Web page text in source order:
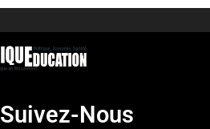
Suivez-Nous